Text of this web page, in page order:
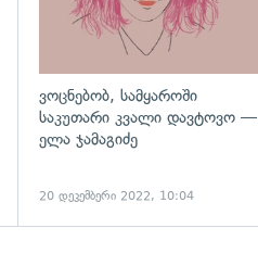
ვოცნებობ, სამყაროში
საკუთარი კვალი დავტოვო —
ელა ჯამაგიძე
20 დეკემბერი 2022, 10:04